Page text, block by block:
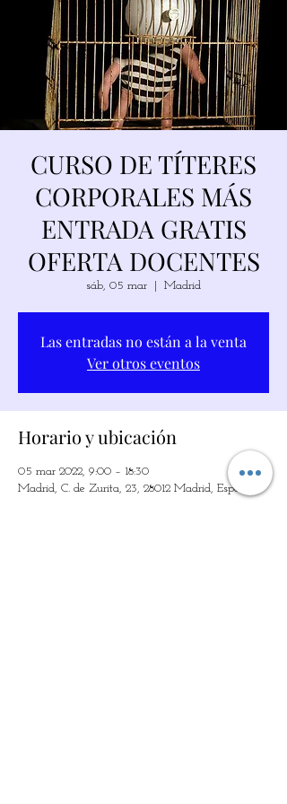
CURSO DE TÍTERES
CORPORALES MÁS
ENTRADA GRATIS
OFERTA DOCENTES
sáb, 05 mar Madrid
Las entradas no están a la venta
Ver otros eventos
Horario y ubicación
05 mar 2022, 9:00 – 18:30
Madrid, C. de Zurita, 23, 28012 Madrid, España